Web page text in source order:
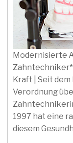
Modernisierte
Kraft | Seit
Verordnung
1997 hat eine
diesem